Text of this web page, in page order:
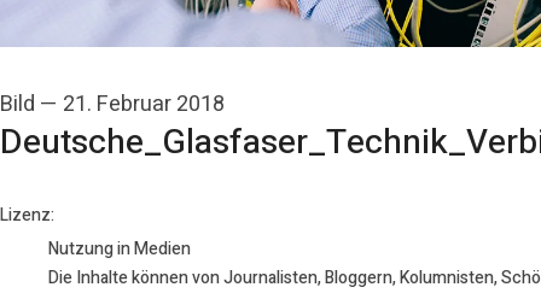
Bild — 21. Februar 2018
go to media item
Lizenz:
Nutzung in Medien
Die Inhalte können von Journalisten, Bloggern, Kolumnisten,